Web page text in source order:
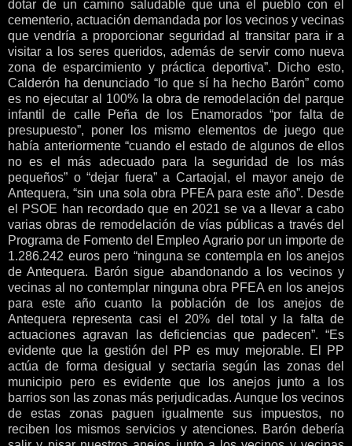
dotar de un camino saludable que una el pueblo con el
cementerio, actuación demandada por los vecinos y vecinas
que vendría a proporcionar seguridad al transitar para ir a
visitar a los seres queridos, además de servir como nueva
zona de esparcimiento y práctica deportiva”. Dicho esto,
Calderón ha denunciado “lo que sí ha hecho Barón” como
es no ejecutar al 100% la obra de remodelación del parque
infantil de calle Peña de los Enamorados “por falta de
presupuesto”, poner los mismo elementos de juego que
había anteriormente “cuando el estado de algunos de ellos
no es el más adecuado para la seguridad de los más
pequeños” o “dejar fuera” a Cartaojal, el mayor anejo de
Antequera, “sin una sola obra PFEA para este año”. Desde
el PSOE han recordado que en 2021 se va a llevar a cabo
varias obras de remodelación de vías públicas a través del
Programa de Fomento del Empleo Agrario por un importe de
1.286.242 euros pero “ninguna se contempla en los anejos
de Antequera. Barón sigue abandonando a los vecinos y
vecinas al no contemplar ninguna obra PFEA en los anejos
para este año cuanto la población de los anejos de
Antequera representa casi el 20% del total y la falta de
actuaciones agravan las deficiencias que padecen”. “Es
evidente que la gestión del PP es muy mejorable. El PP
actúa de forma desigual y sectaria según las zonas del
municipio pero es evidente que los anejos junto a los
barrios son las zonas más perjudicadas. Aunque los vecinos
de estas zonas paguen igualmente sus impuestos, no
reciben los mismos servicios y atenciones. Barón debería